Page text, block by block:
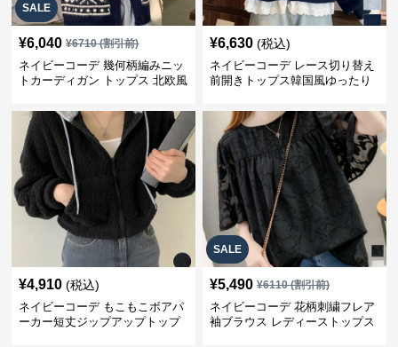
SALE
¥6,040 ¥6710(割引前)
ネイビーコーデ 幾何柄編みニッ
トカーディガン トップス 北欧風
¥6,630 (税込)
ネイビーコーデ レース切り替え
前開きトップス韓国風ゆったり
¥4,910 (税込)
ネイビーコーデ もこもこボアパ
ーカー短丈ジップアップトップ
SALE
¥5,490 ¥6110(割引前)
ネイビーコーデ 花柄刺繍フレア
袖ブラウス レディーストップス